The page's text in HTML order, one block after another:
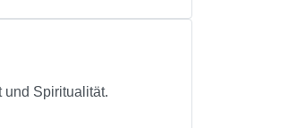
und Spiritualität.